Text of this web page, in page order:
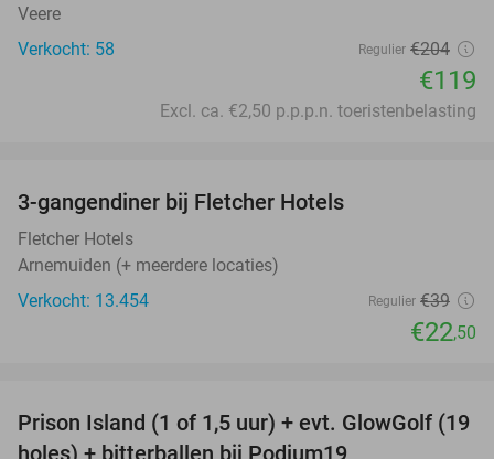
Veere
Verkocht: 58
Regulier €204
€119
Excl. ca. €2,50 p.p.p.n. toeristenbelasting
3-gangendiner bij Fletcher Hotels
Fletcher Hotels
Arnemuiden (+ meerdere locaties)
Verkocht: 13.454
Regulier €39
€22,50
36%
Prison Island (1 of 1,5 uur) + evt. GlowGolf (19
holes) + bitterballen bij Podium19